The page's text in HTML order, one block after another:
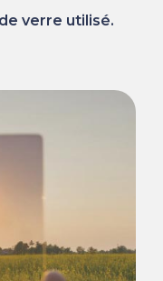
verre utilisé.